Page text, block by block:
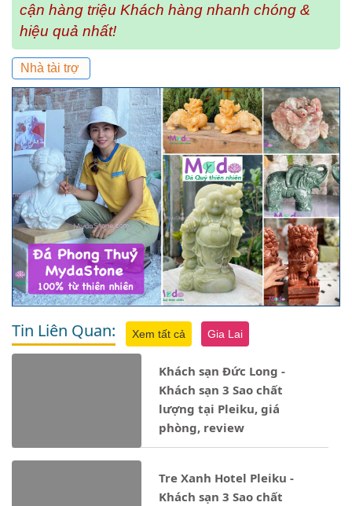
cận hàng triệu Khách hàng nhanh chóng &
hiệu quả nhất!
Nhà tài trợ
Tin Liên Quan: Xem tất cả Gia Lai
Khách sạn Đức Long -
Khách sạn 3 Sao chất
lượng tại Pleiku, giá
phòng, review
Tre Xanh Hotel Pleiku -
Khách sạn 3 Sao chất